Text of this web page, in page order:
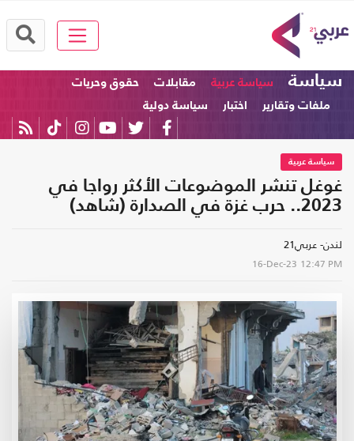
سياسة سياسة عربية مقابلات
حقوق وحريات
ملفات وتقارير
اختبار سياسة دولية
سياسة عربية
غوغل تنشر الموضوعات الأكثر رواجا في
2023.. حرب غزة في الصدارة (شاهد)
لندن- عربي21
16-Dec-23 12:47 PM